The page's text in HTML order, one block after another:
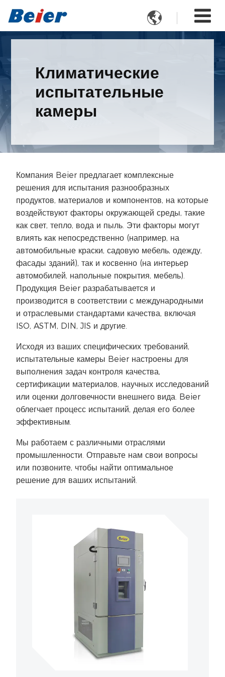

Климатические
испытательные
камеры
Компания Beier предлагает комплексные
решения для испытания разнообразных
продуктов, материалов и компонентов, на которые
воздействуют факторы окружающей среды, такие
как свет, тепло, вода и пыль. Эти факторы могут
влиять как непосредственно (например, на
автомобильные краски, садовую мебель, одежду,
фасады зданий), так и косвенно (на интерьер
автомобилей, напольные покрытия, мебель).
Продукция Beier разрабатывается и
производится в соответствии с международными
и отраслевыми стандартами качества, включая
ISO, ASTM, DIN, JIS и другие.
Исходя из ваших специфических требований,
испытательные камеры Beier настроены для
выполнения задач контроля качества,
сертификации материалов, научных исследований
или оценки долговечности внешнего вида. Beier
облегчает процесс испытаний, делая его более
эффективным.
Мы работаем с различными отраслями
промышленности. Отправьте нам свои вопросы
или позвоните, чтобы найти оптимальное
решение для ваших испытаний.